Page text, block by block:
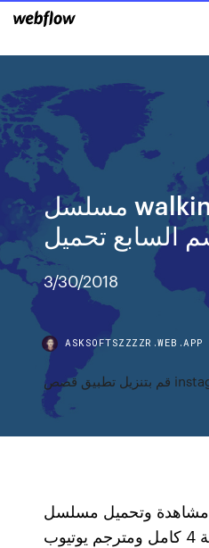
مسلسل walking dead
3/30/2018
ASKSOFTSZZZZR.WEB.APP
مشاهدة وتحميل مسلسل The Walking Dead
الموسم السابع الحلقة 4 كامل ومترجم يوتيوب